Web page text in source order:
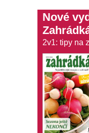
Nové
2v1: tipy na